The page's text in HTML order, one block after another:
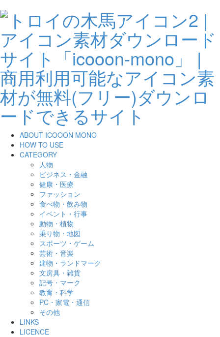
ABOUT ICOOON MONO
HOW TO USE
CATEGORY
人物
ビジネス・金融
健康・医療
ファッション
食べ物・飲み物
イベント・行事
動物・植物
乗り物・地図
スポーツ・ゲーム
芸術・音楽
建物・ランドマーク
文房具・雑貨
記号・マーク
教育・科学
PC・家電・通信
その他
LINKS
LICENCE